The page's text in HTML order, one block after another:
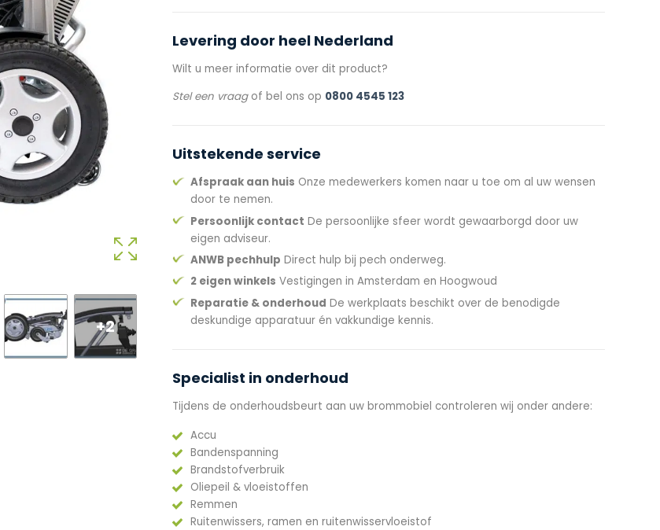
+2
Levering door heel Nederland
Wilt u meer informatie over dit product?
Stel een vraag of bel ons op 0800 4545 123
Uitstekende service
Afspraak aan huis Onze medewerkers komen naar u toe om al uw wensen
door te nemen.
Persoonlijk contact De persoonlijke sfeer wordt gewaarborgd door uw
eigen adviseur.
ANWB pechhulp Direct hulp bij pech onderweg.
2 eigen winkels Vestigingen in Amsterdam en Hoogwoud
Reparatie & onderhoud De werkplaats beschikt over de benodigde
deskundige apparatuur én vakkundige kennis.
Specialist in onderhoud
Tijdens de onderhoudsbeurt aan uw brommobiel controleren wij onder andere:
Accu
Bandenspanning
Brandstofverbruik
Oliepeil & vloeistoffen
Remmen
Ruitenwissers, ramen en ruitenwisservloeistof